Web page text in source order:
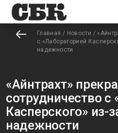
Главная / Новости /
с «Лабораторией
надежности
«Айнтрахт»
сотрудничество с
Касперского» из-
надежности